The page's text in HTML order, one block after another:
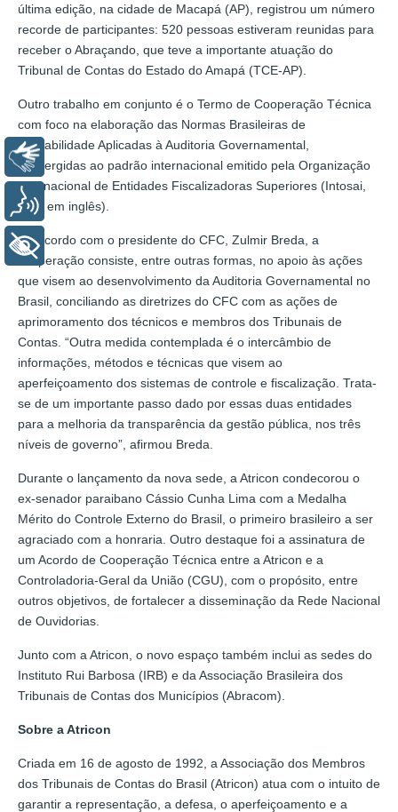
última edição, na cidade de Macapá (AP), registrou um número
recorde de participantes: 520 pessoas estiveram reunidas para
receber o Abraçando, que teve a importante atuação do
Tribunal de Contas do Estado do Amapá (TCE-AP).
Outro trabalho em conjunto é o Termo de Cooperação Técnica
com foco na elaboração das Normas Brasileiras de
Contabilidade Aplicadas à Auditoria Governamental,
convergidas ao padrão internacional emitido pela Organização
Internacional de Entidades Fiscalizadoras Superiores (Intosai,
sigla em inglês).
De acordo com o presidente do CFC, Zulmir Breda, a
cooperação consiste, entre outras formas, no apoio às ações
que visem ao desenvolvimento da Auditoria Governamental no
Brasil, conciliando as diretrizes do CFC com as ações de
aprimoramento dos técnicos e membros dos Tribunais de
Contas. “Outra medida contemplada é o intercâmbio de
informações, métodos e técnicas que visem ao
aperfeiçoamento dos sistemas de controle e fiscalização. Trata-
se de um importante passo dado por essas duas entidades
para a melhoria da transparência da gestão pública, nos três
níveis de governo”, afirmou Breda.
Durante o lançamento da nova sede, a Atricon condecorou o
ex-senador paraibano Cássio Cunha Lima com a Medalha
Mérito do Controle Externo do Brasil, o primeiro brasileiro a ser
agraciado com a honraria. Outro destaque foi a assinatura de
um Acordo de Cooperação Técnica entre a Atricon e a
Controladoria-Geral da União (CGU), com o propósito, entre
outros objetivos, de fortalecer a disseminação da Rede Nacional
de Ouvidorias.
Junto com a Atricon, o novo espaço também inclui as sedes do
Instituto Rui Barbosa (IRB) e da Associação Brasileira dos
Tribunais de Contas dos Municípios (Abracom).
Sobre a Atricon
Criada em 16 de agosto de 1992, a Associação dos Membros
dos Tribunais de Contas do Brasil (Atricon) atua com o intuito de
garantir a representação, a defesa, o aperfeiçoamento e a
Voz
+ Acessibilidade